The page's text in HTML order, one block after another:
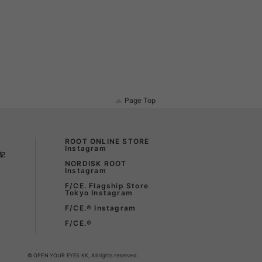
Page Top
ROOT ONLINE STORE
Instagram
NORDISK ROOT
Instagram
F/CE. Flagship Store
Tokyo Instagram
F/CE.®︎ Instagram
F/CE.®
© OPEN YOUR EYES KK, All rights reserved.